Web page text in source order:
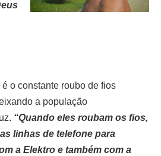
o constante roubo de fios
a população
“Quando eles roubam os fios,
linhas de telefone para
a Elektro e também com a